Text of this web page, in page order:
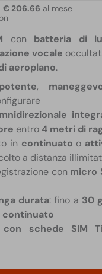
€ 206.66 al mese
con batteria di
vocale
aeroplano.
potente,
entro 4 metri di
in continuato o
a distanza
con micro
durata: fino a 30
continuato
con schede SIM